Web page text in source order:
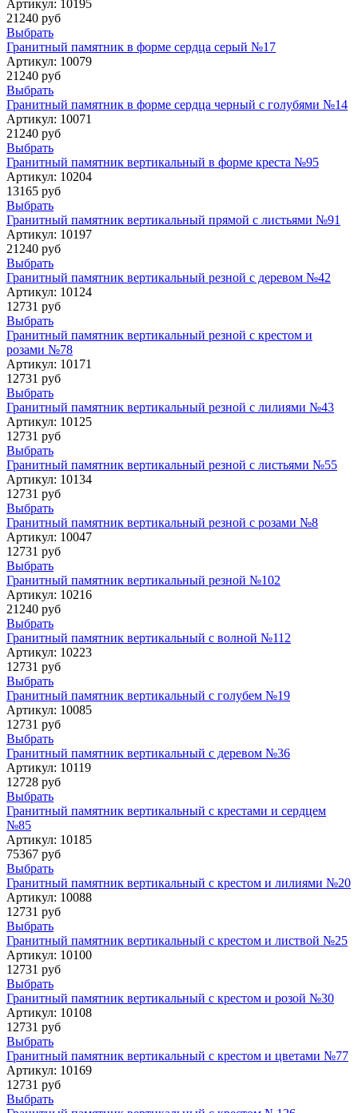
Артикул: 10195
21240 руб
Выбрать
Гранитный памятник в форме сердца серый №17
Артикул: 10079
21240 руб
Выбрать
Гранитный памятник в форме сердца черный с голубями №14
Артикул: 10071
21240 руб
Выбрать
Гранитный памятник вертикальный в форме креста №95
Артикул: 10204
13165 руб
Выбрать
Гранитный памятник вертикальный прямой с листьями №91
Артикул: 10197
21240 руб
Выбрать
Гранитный памятник вертикальный резной с деревом №42
Артикул: 10124
12731 руб
Выбрать
Гранитный памятник вертикальный резной с крестом и
розами №78
Артикул: 10171
12731 руб
Выбрать
Гранитный памятник вертикальный резной с лилиями №43
Артикул: 10125
12731 руб
Выбрать
Гранитный памятник вертикальный резной с листьями №55
Артикул: 10134
12731 руб
Выбрать
Гранитный памятник вертикальный резной с розами №8
Артикул: 10047
12731 руб
Выбрать
Гранитный памятник вертикальный резной №102
Артикул: 10216
21240 руб
Выбрать
Гранитный памятник вертикальный с волной №112
Артикул: 10223
12731 руб
Выбрать
Гранитный памятник вертикальный с голубем №19
Артикул: 10085
12731 руб
Выбрать
Гранитный памятник вертикальный с деревом №36
Артикул: 10119
12728 руб
Выбрать
Гранитный памятник вертикальный с крестами и сердцем
№85
Артикул: 10185
75367 руб
Выбрать
Гранитный памятник вертикальный с крестом и лилиями №20
Артикул: 10088
12731 руб
Выбрать
Гранитный памятник вертикальный с крестом и листвой №25
Артикул: 10100
12731 руб
Выбрать
Гранитный памятник вертикальный с крестом и розой №30
Артикул: 10108
12731 руб
Выбрать
Гранитный памятник вертикальный с крестом и цветами №77
Артикул: 10169
12731 руб
Выбрать